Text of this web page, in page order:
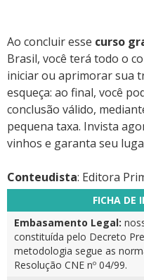
Ao concluir esse curso
Brasil, você terá todo o
iniciar ou aprimorar sua
esqueça: ao final, você
conclusão válido,
pequena taxa. Invista
vinhos e garanta seu
Conteudista: Editora
FICHA DE
Embasamento Legal:
constituída pelo Decreto
metodologia segue as
Resolução CNE nº 04/99.